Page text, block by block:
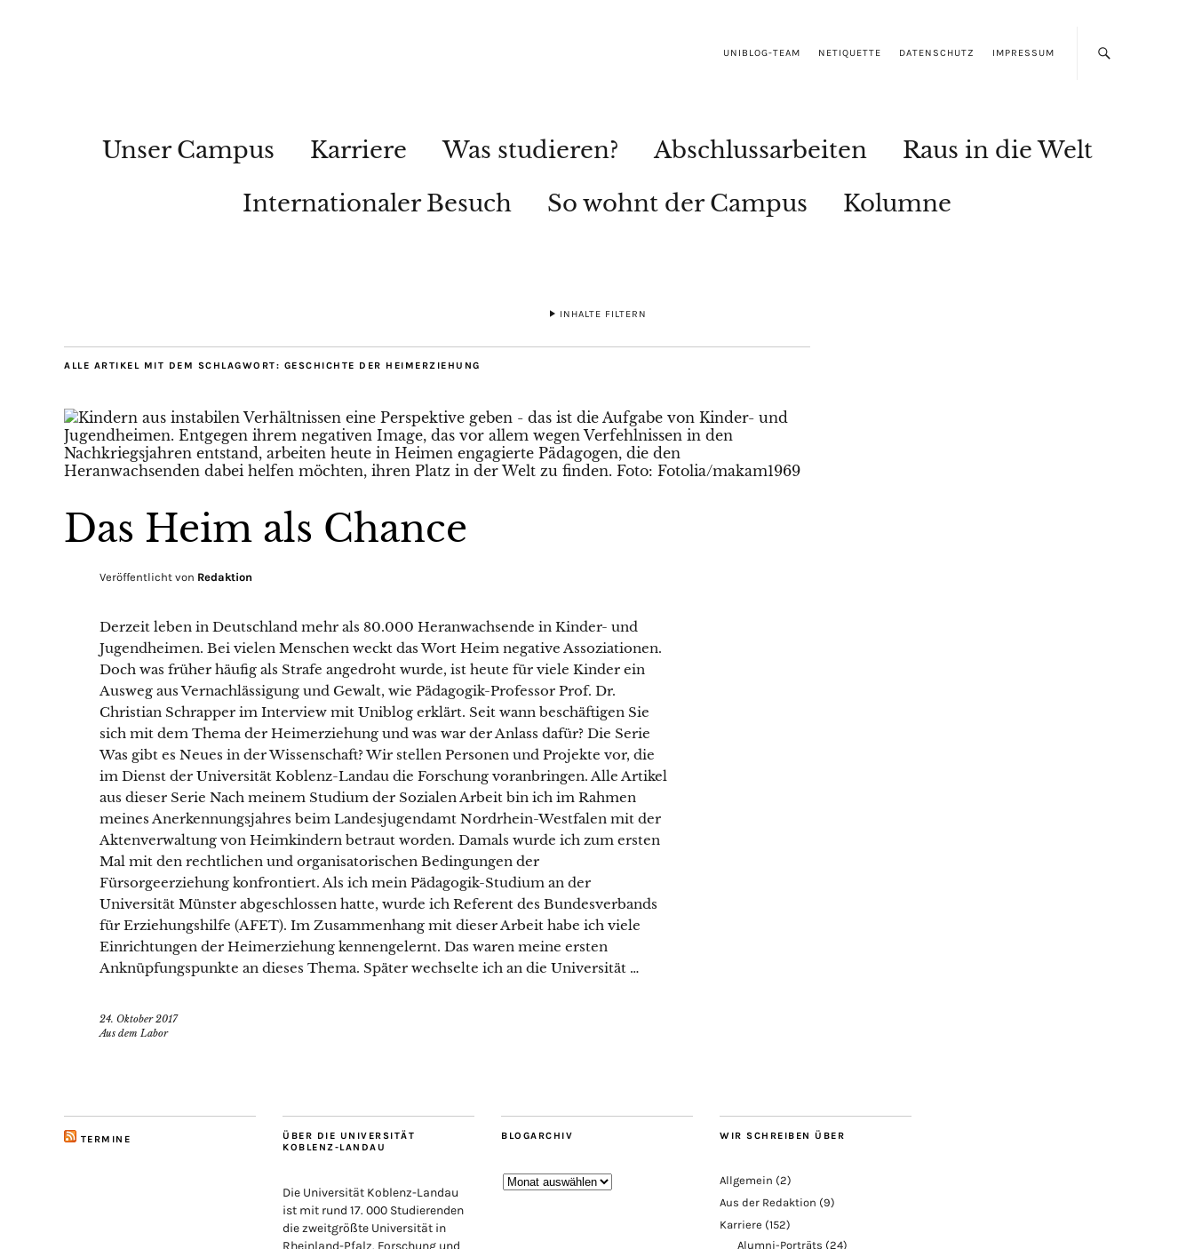
UNIBLOG-TEAM NETIQUETTE DATENSCHUTZ IMPRESSUM
Unser Campus Karriere Was studieren? Abschlussarbeiten
Raus in die Welt
Internationaler Besuch
So wohnt der Campus Kolumne
INHALTE FILTERN
ALLE ARTIKEL MIT DEM SCHLAGWORT: GESCHICHTE DER HEIMERZIEHUNG
Das Heim als Chance
Veröffentlicht von Redaktion
Derzeit leben in Deutschland mehr als 80.000 Heranwachsende in Kinder- und
Jugendheimen. Bei vielen Menschen weckt das Wort Heim negative Assoziationen.
Doch was früher häufig als Strafe angedroht wurde, ist heute für viele Kinder ein
Ausweg aus Vernachlässigung und Gewalt, wie Pädagogik-Professor Prof. Dr.
Christian Schrapper im Interview mit Uniblog erklärt. Seit wann beschäftigen Sie
sich mit dem Thema der Heimerziehung und was war der Anlass dafür? Die Serie
Was gibt es Neues in der Wissenschaft? Wir stellen Personen und Projekte vor, die
im Dienst der Universität Koblenz-Landau die Forschung voranbringen. Alle Artikel
aus dieser Serie Nach meinem Studium der Sozialen Arbeit bin ich im Rahmen
meines Anerkennungsjahres beim Landesjugendamt Nordrhein-Westfalen mit der
Aktenverwaltung von Heimkindern betraut worden. Damals wurde ich zum ersten
Mal mit den rechtlichen und organisatorischen Bedingungen der
Fürsorgeerziehung konfrontiert. Als ich mein Pädagogik-Studium an der
Universität Münster abgeschlossen hatte, wurde ich Referent des Bundesverbands
für Erziehungshilfe (AFET). Im Zusammenhang mit dieser Arbeit habe ich viele
Einrichtungen der Heimerziehung kennengelernt. Das waren meine ersten
Anknüpfungspunkte an dieses Thema. Später wechselte ich an die Universität …
24. Oktober 2017
Aus dem Labor
TERMINE
ÜBER DIE UNIVERSITÄT
KOBLENZ-LANDAU
Die Universität Koblenz-Landau
ist mit rund 17. 000 Studierenden
die zweitgrößte Universität in
Rheinland-Pfalz. Forschung und
BLOGARCHIV
Blogarchiv
WIR SCHREIBEN ÜBER
Allgemein (2)
Aus der Redaktion (9)
Karriere (152)
Alumni-Porträts (24)